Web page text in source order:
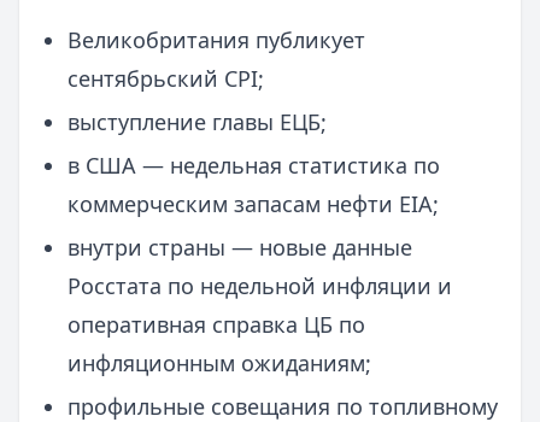
Великобритания публикует
сентябрьский CPI;
выступление главы ЕЦБ;
в США — недельная статистика по
коммерческим запасам нефти EIA;
внутри страны — новые данные
Росстата по недельной инфляции и
оперативная справка ЦБ по
инфляционным ожиданиям;
профильные совещания по топливному